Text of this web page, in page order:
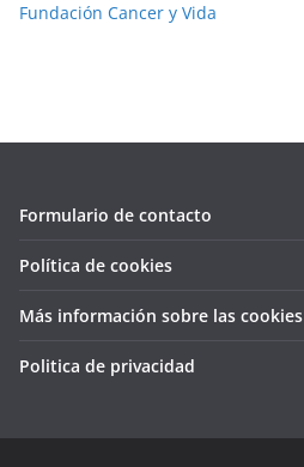
Fundación Cancer y Vida
Formulario de contacto
Política de cookies
Más información sobre las cookies
Politica de privacidad